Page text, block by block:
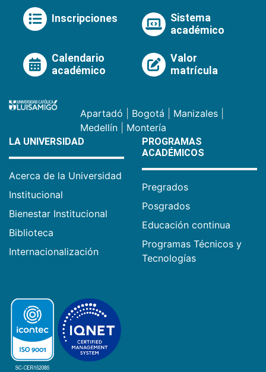
Inscripciones
Sistema
académico
Calendario
académico
Valor
matrícula
Apartadó Bogotá Manizales
Medellín
Montería
LA UNIVERSIDAD
Acerca de la Universidad
Institucional
Bienestar Institucional
Biblioteca
Internacionalización
PROGRAMAS
ACADÉMICOS
Pregrados
Posgrados
Educación continua
Programas Técnicos y
Tecnologías